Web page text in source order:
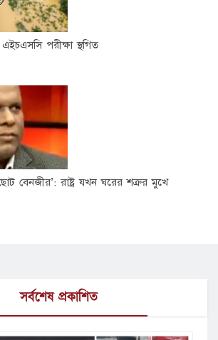
পরীক্ষা স্থগিত
‘ছোট বেনজীর’: রাষ্ট্র যখন ঘরের শত্রুর মুখে
সর্বশেষ প্রকাশিত